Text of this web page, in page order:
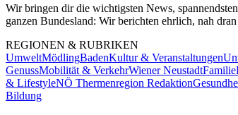
Wir bringen dir die wichtigsten News,
ganzen Bundesland: Wir berichten ehrlich, nah
REGIONEN & RUBRIKEN
UmweltMödlingBadenKultur & Veranstaltungen
GenussMobilität & VerkehrWiener NeustadtFamilie
& LifestyleNÖ Thermenregion Redaktion
Bildung